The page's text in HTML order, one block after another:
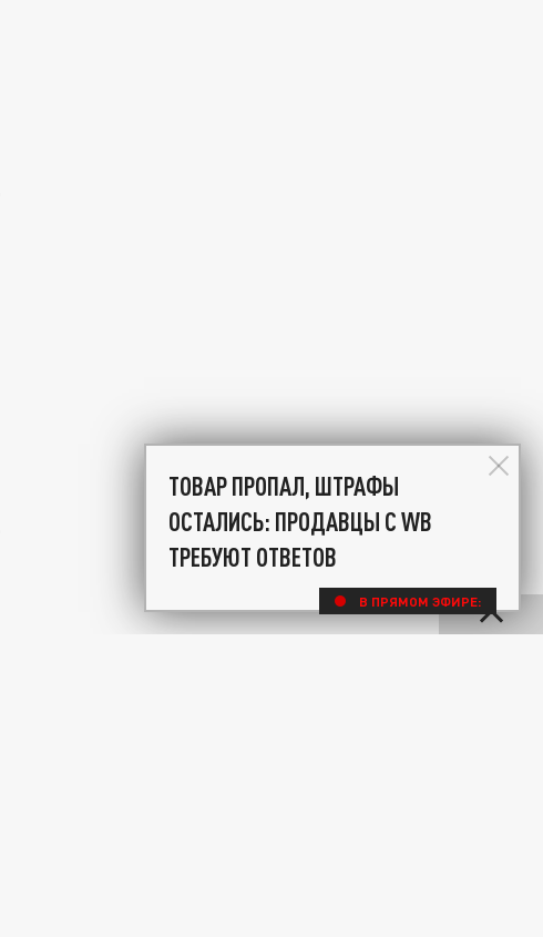
ТОВАР ПРОПАЛ, ШТРАФЫ
ОСТАЛИСЬ: ПРОДАВЦЫ С WB
ТРЕБУЮТ ОТВЕТОВ
В ПРЯМОМ ЭФИРЕ: